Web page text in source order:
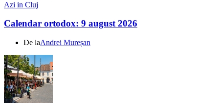
Azi in Cluj
Calendar ortodox: 9 august 2026
De laAndrei Mureșan